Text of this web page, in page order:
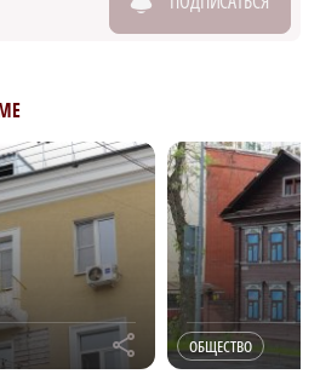
r ОБЩЕСТВО